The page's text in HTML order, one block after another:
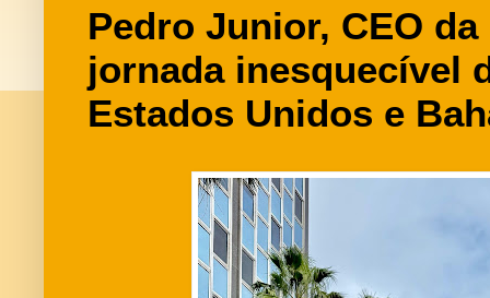
Pedro Junior, CEO
jornada inesquecível
Estados Unidos e